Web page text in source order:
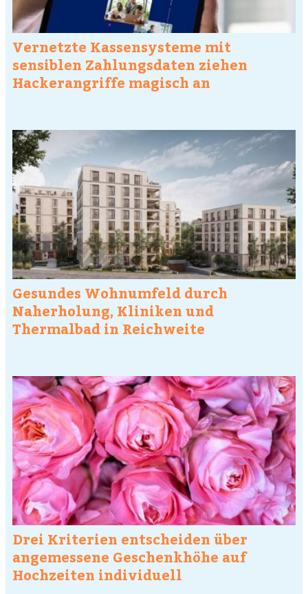
Vernetzte Kassensysteme mit
sensiblen Zahlungsdaten ziehen
Hackerangriffe magisch an
Gesundes Wohnumfeld durch
Naherholung, Kliniken und
Thermalbad in Reichweite
Drei Kriterien entscheiden über
angemessene Geschenkhöhe auf
Hochzeiten individuell